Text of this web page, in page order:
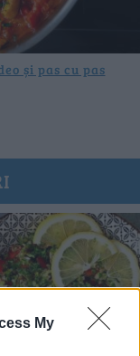
My
și pas cu pas